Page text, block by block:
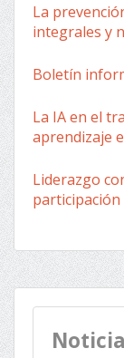
La
integrales y
Boletín
La IA en el
aprendizaje
Liderazgo